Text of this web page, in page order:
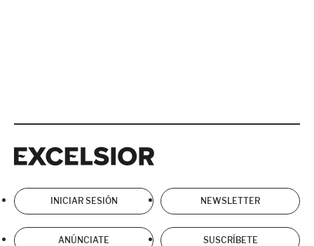
INICIAR SESIÓN NEWSLETTER
ANÚNCIATE SUSCRÍBETE